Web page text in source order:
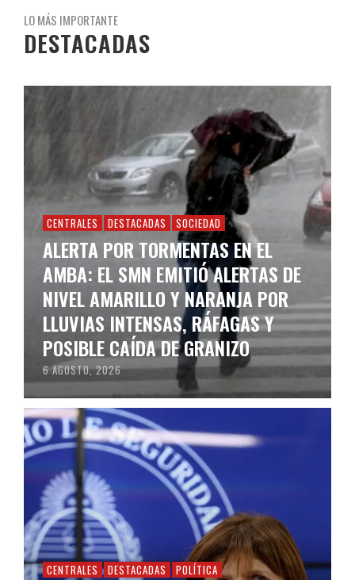
LO MÁS IMPORTANTE
DESTACADAS
CENTRALES DESTACADAS SOCIEDAD
ALERTA POR TORMENTAS EN EL
AMBA: EL SMN EMITIÓ ALERTAS DE
NIVEL AMARILLO Y NARANJA POR
LLUVIAS INTENSAS, RÁFAGAS Y
POSIBLE CAÍDA DE GRANIZO
6 AGOSTO, 2026
CENTRALES DESTACADAS POLÍTICA